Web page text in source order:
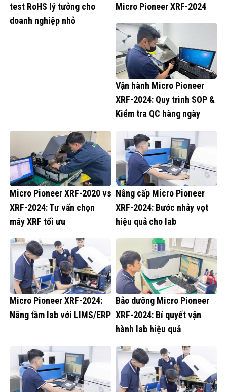
test RoHS lý tưởng cho
doanh nghiệp nhỏ
Micro Pioneer XRF-2024
Vận hành Micro Pioneer
XRF-2024: Quy trình SOP &
Kiểm tra QC hàng ngày
Micro Pioneer XRF-2020 vs
XRF-2024: Tư vấn chọn
máy XRF tối ưu
Nâng cấp Micro Pioneer
XRF-2024: Bước nhảy vọt
hiệu quả cho lab
Micro Pioneer XRF-2024:
Nâng tầm lab với LIMS/ERP
Bảo dưỡng Micro Pioneer
XRF-2024: Bí quyết vận
hành lab hiệu quả